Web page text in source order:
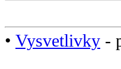
• Vysvetlivky -